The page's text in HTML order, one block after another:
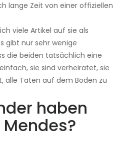
lange Zeit von einer offiziellen
viele Artikel auf sie als
gibt nur sehr wenige
die beiden tatsächlich eine
sie sind verheiratet, sie
alle Taten auf dem Boden zu
haben